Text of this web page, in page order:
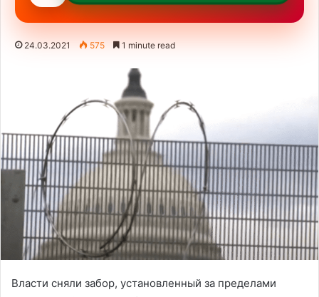
24.03.2021 575 1 minute read
Власти сняли забор, установленный за пределами